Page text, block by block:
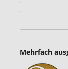
Mehrfach